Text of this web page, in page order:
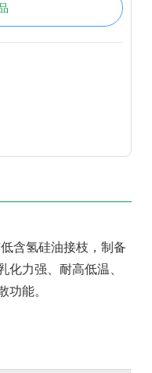
含氢硅油接枝，制备
力强、耐高低温、
能。